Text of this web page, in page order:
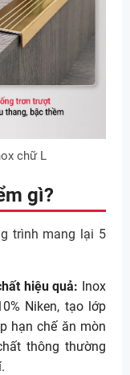
chữ L
gì?
trình mang lại 5
hiệu quả: Inox
Niken, tạo lớp
hạn chế ăn mòn
thông thường